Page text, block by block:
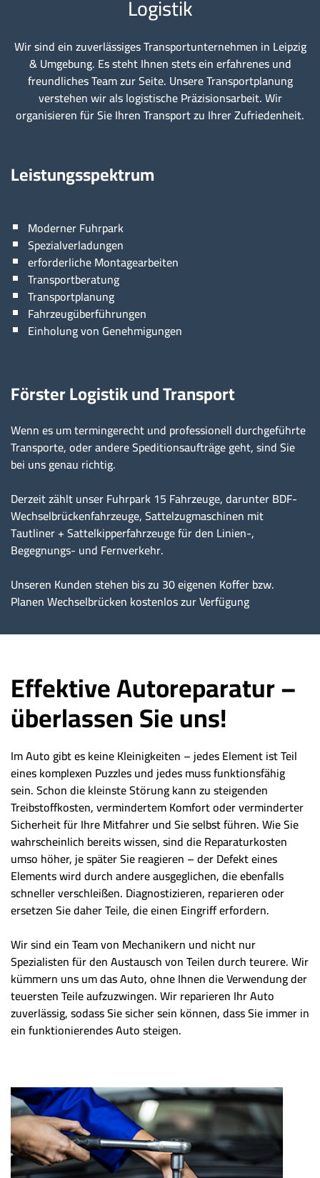
Logistik
Wir sind ein zuverlässiges Transportunternehmen in Leipzig
& Umgebung. Es steht Ihnen stets ein erfahrenes und
freundliches Team zur Seite. Unsere Transportplanung
verstehen wir als logistische Präzisionsarbeit. Wir
organisieren für Sie Ihren Transport zu Ihrer Zufriedenheit.
Leistungsspektrum
Moderner Fuhrpark
Spezialverladungen
erforderliche Montagearbeiten
Transportberatung
Transportplanung
Fahrzeugüberführungen
Einholung von Genehmigungen
Förster Logistik und Transport
Wenn es um termingerecht und professionell durchgeführte
Transporte, oder andere Speditionsaufträge geht, sind Sie
bei uns genau richtig.
Derzeit zählt unser Fuhrpark 15 Fahrzeuge, darunter BDF-
Wechselbrückenfahrzeuge, Sattelzugmaschinen mit
Tautliner + Sattelkipperfahrzeuge für den Linien-,
Begegnungs- und Fernverkehr.
Unseren Kunden stehen bis zu 30 eigenen Koffer bzw.
Planen Wechselbrücken kostenlos zur Verfügung
Effektive Autoreparatur –
überlassen Sie uns!
Im Auto gibt es keine Kleinigkeiten – jedes Element ist Teil
eines komplexen Puzzles und jedes muss funktionsfähig
sein. Schon die kleinste Störung kann zu steigenden
Treibstoffkosten, vermindertem Komfort oder verminderter
Sicherheit für Ihre Mitfahrer und Sie selbst führen. Wie Sie
wahrscheinlich bereits wissen, sind die Reparaturkosten
umso höher, je später Sie reagieren – der Defekt eines
Elements wird durch andere ausgeglichen, die ebenfalls
schneller verschleißen. Diagnostizieren, reparieren oder
ersetzen Sie daher Teile, die einen Eingriff erfordern.
Wir sind ein Team von Mechanikern und nicht nur
Spezialisten für den Austausch von Teilen durch teurere. Wir
kümmern uns um das Auto, ohne Ihnen die Verwendung der
teuersten Teile aufzuzwingen. Wir reparieren Ihr Auto
zuverlässig, sodass Sie sicher sein können, dass Sie immer in
ein funktionierendes Auto steigen.